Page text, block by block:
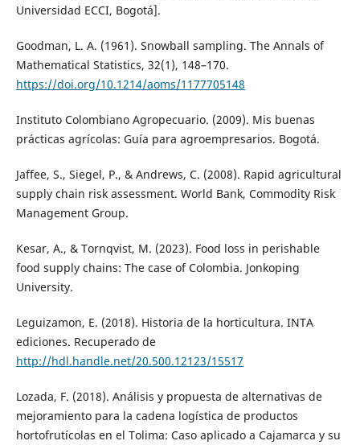
Universidad ECCI, Bogotá].
Goodman, L. A. (1961). Snowball sampling. The Annals of
Mathematical Statistics, 32(1), 148–170.
https://doi.org/10.1214/aoms/1177705148
Instituto Colombiano Agropecuario. (2009). Mis buenas
prácticas agrícolas: Guía para agroempresarios. Bogotá.
Jaffee, S., Siegel, P., & Andrews, C. (2008). Rapid agricultural
supply chain risk assessment. World Bank, Commodity Risk
Management Group.
Kesar, A., & Tornqvist, M. (2023). Food loss in perishable
food supply chains: The case of Colombia. Jonkoping
University.
Leguizamon, E. (2018). Historia de la horticultura. INTA
ediciones. Recuperado de
http://hdl.handle.net/20.500.12123/15517
Lozada, F. (2018). Análisis y propuesta de alternativas de
mejoramiento para la cadena logística de productos
hortofrutícolas en el Tolima: Caso aplicado a Cajamarca y su